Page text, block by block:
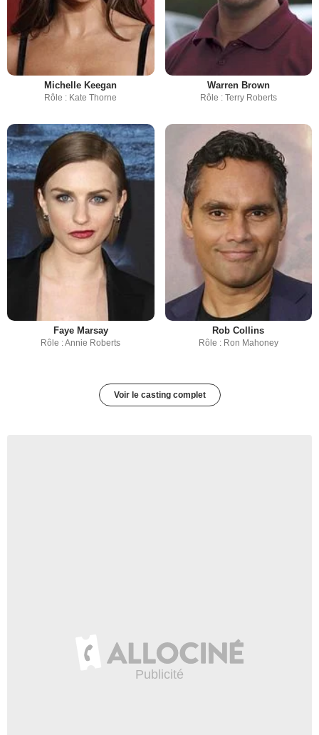
Michelle Keegan
Rôle : Kate Thorne
Warren Brown
Rôle : Terry Roberts
Faye Marsay
Rôle : Annie Roberts
Rob Collins
Rôle : Ron Mahoney
Voir le casting complet